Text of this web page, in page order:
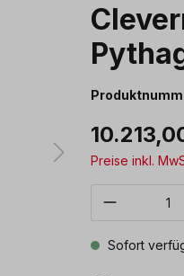
Preise inkl.
Sofort